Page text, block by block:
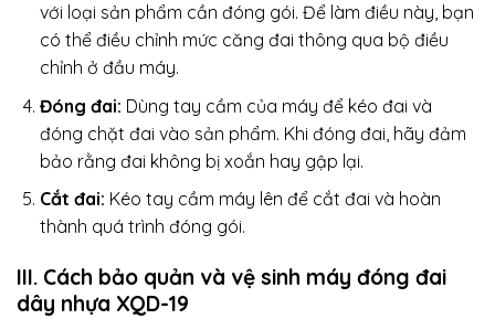
với loại sản phẩm cần đóng gói. Để làm điều này, bạn
có thể điều chỉnh mức căng đai thông qua bộ điều
chỉnh ở đầu máy.
Đóng đai: Dùng tay cầm của máy để kéo đai và
đóng chặt đai vào sản phẩm. Khi đóng đai, hãy đảm
bảo rằng đai không bị xoắn hay gập lại.
Cắt đai: Kéo tay cầm máy lên để cắt đai và hoàn
thành quá trình đóng gói.
III. Cách bảo quản và vệ sinh máy đóng đai
dây nhựa XQD-19